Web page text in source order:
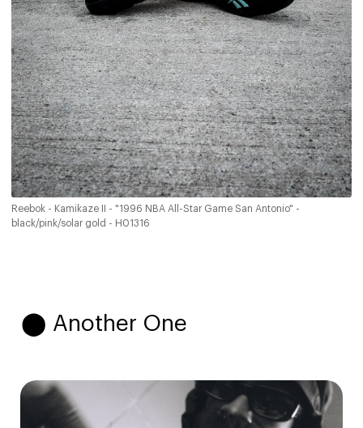
Reebok - Kamikaze II - "1996 NBA All-Star Game San Antonio" -
black/pink/solar gold - H01316
⬤ Another One